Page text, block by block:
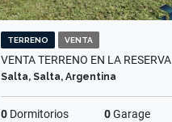
TERRENO VENTA
VENTA TERRENO EN LA RESERVA
Salta, Salta, Argentina
0 Dormitorios 0Garage